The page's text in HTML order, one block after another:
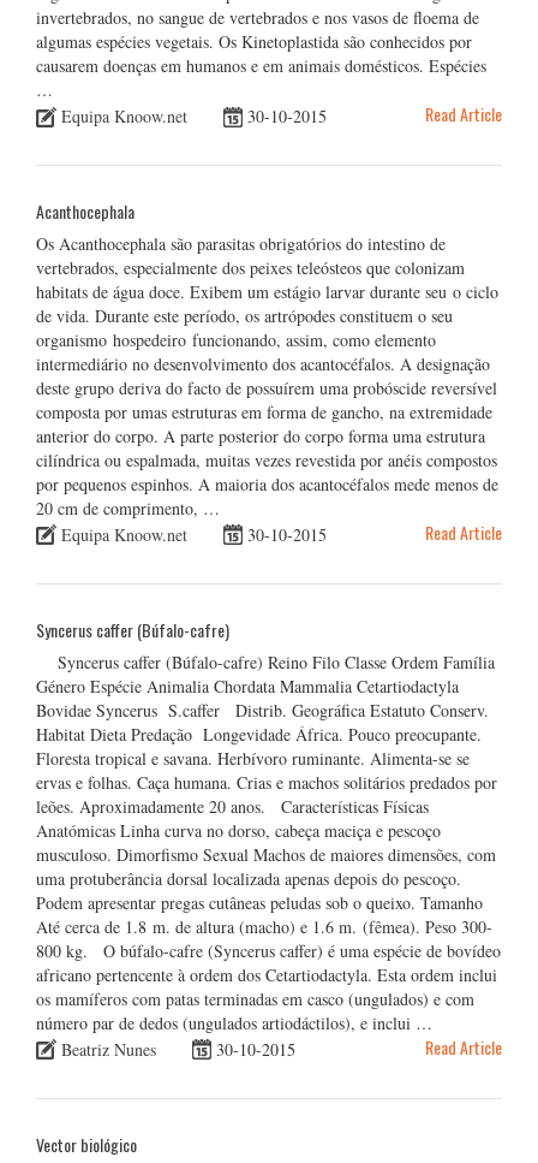
invertebrados, no sangue de vertebrados e nos vasos de floema de
algumas espécies vegetais. Os Kinetoplastida são conhecidos por
causarem doenças em humanos e em animais domésticos. Espécies
…
Equipa Knoow.net
30-10-2015 Read Article
Acanthocephala
Os Acanthocephala são parasitas obrigatórios do intestino de
vertebrados, especialmente dos peixes teleósteos que colonizam
habitats de água doce. Exibem um estágio larvar durante seu o ciclo
de vida. Durante este período, os artrópodes constituem o seu
organismo hospedeiro funcionando, assim, como elemento
intermediário no desenvolvimento dos acantocéfalos. A designação
deste grupo deriva do facto de possuírem uma probóscide reversível
composta por umas estruturas em forma de gancho, na extremidade
anterior do corpo. A parte posterior do corpo forma uma estrutura
cilíndrica ou espalmada, muitas vezes revestida por anéis compostos
por pequenos espinhos. A maioria dos acantocéfalos mede menos de
20 cm de comprimento, …
Equipa Knoow.net
30-10-2015 Read Article
Syncerus caffer (Búfalo-cafre)
Syncerus caffer (Búfalo-cafre) Reino Filo Classe Ordem Família
Género Espécie Animalia Chordata Mammalia Cetartiodactyla
Bovidae Syncerus S.caffer Distrib. Geográfica Estatuto Conserv.
Habitat Dieta Predação Longevidade África. Pouco preocupante.
Floresta tropical e savana. Herbívoro ruminante. Alimenta-se se
ervas e folhas. Caça humana. Crias e machos solitários predados por
leões. Aproximadamente 20 anos. Características Físicas
Anatómicas Linha curva no dorso, cabeça maciça e pescoço
musculoso. Dimorfismo Sexual Machos de maiores dimensões, com
uma protuberância dorsal localizada apenas depois do pescoço.
Podem apresentar pregas cutâneas peludas sob o queixo. Tamanho
Até cerca de 1.8 m. de altura (macho) e 1.6 m. (fêmea). Peso 300-
800 kg. O búfalo-cafre (Syncerus caffer) é uma espécie de bovídeo
africano pertencente à ordem dos Cetartiodactyla. Esta ordem inclui
os mamíferos com patas terminadas em casco (ungulados) e com
número par de dedos (ungulados artiodáctilos), e inclui …
Beatriz Nunes
30-10-2015 Read Article
Vector biológico